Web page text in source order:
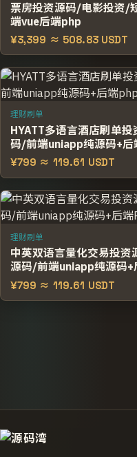
票房投资源码/电影投资/
端vue后端php
¥3,399 ≈ 508.83 USDT
理财刷单
HYATT多语言酒店刷单
码/前端uniapp纯源码+后
¥799 ≈ 119.61 USDT
理财刷单
中英双语言量化交易投
源码/前端uniapp纯源码+
¥799 ≈ 119.61 USDT